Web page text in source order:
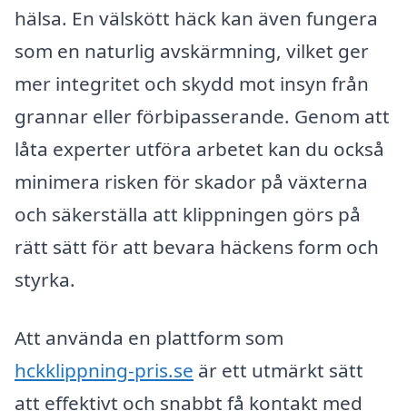
hälsa. En välskött häck kan även fungera
som en naturlig avskärmning, vilket ger
mer integritet och skydd mot insyn från
grannar eller förbipasserande. Genom att
låta experter utföra arbetet kan du också
minimera risken för skador på växterna
och säkerställa att klippningen görs på
rätt sätt för att bevara häckens form och
styrka.
Att använda en plattform som
hckklippning-pris.se är ett utmärkt sätt
att effektivt och snabbt få kontakt med